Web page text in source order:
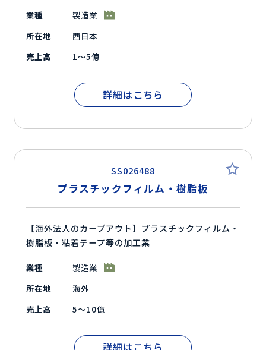
業種
製造業
所在地
西日本
売上高
1～5億
詳細はこちら
SS026488
プラスチックフィルム・樹脂板
【海外法人のカーブアウト】プラスチックフィルム・
樹脂板・粘着テープ等の加工業
業種
製造業
所在地
海外
売上高
5～10億
詳細はこちら